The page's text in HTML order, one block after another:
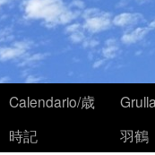
Calendario/歳
時記
羽鶴